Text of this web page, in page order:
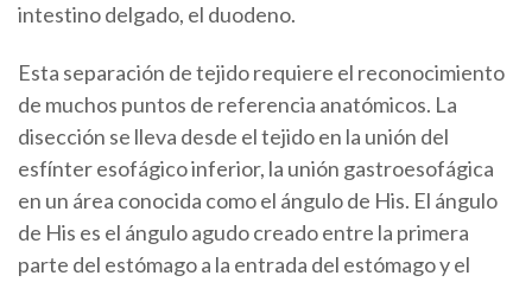
intestino delgado, el duodeno.
Esta separación de tejido requiere el reconocimiento
de muchos puntos de referencia anatómicos. La
disección se lleva desde el tejido en la unión del
esfínter esofágico inferior, la unión gastroesofágica
en un área conocida como el ángulo de His. El ángulo
de His es el ángulo agudo creado entre la primera
parte del estómago a la entrada del estómago y el